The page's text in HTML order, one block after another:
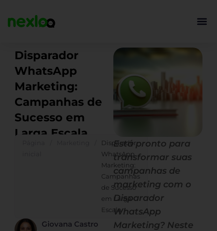
para
Disparador
WhatsApp
Marketing:
Campanhas de
Sucesso em
Larga Escala
Disparador
WhatsApp
Marketing:
Campanhas
de Sucesso
em Larga
Escala
Giovana Castro
Está pronto para
transformar suas
campanhas de
marketing com o
Disparador
WhatsApp
Marketing? Neste